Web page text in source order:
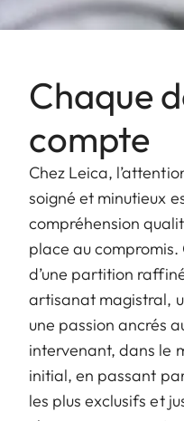
Chaque
compte
Chez Leica,
soigné et minutieux
compréhension
place au
d’une partition
artisanat magistral,
une passion ancrés
intervenant, dans le
initial, en passant
les plus exclusifs et